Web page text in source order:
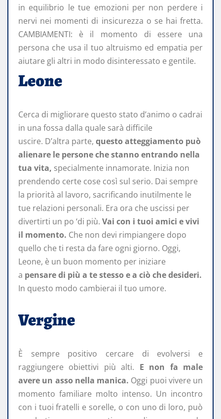
in equilibrio le tue emozioni per non perdere i
nervi nei momenti di insicurezza o se hai fretta.
CAMBIAMENTI: è il momento di essere una
persona che usa il tuo altruismo ed empatia per
aiutare gli altri in modo disinteressato e gentile.
Leone
Cerca di migliorare questo stato d’animo o cadrai
in una fossa dalla quale sarà difficile
uscire. D’altra parte, questo atteggiamento può
alienare le persone che stanno entrando nella
tua vita, specialmente innamorate. Inizia non
prendendo certe cose così sul serio. Dai sempre
la priorità al lavoro, sacrificando inutilmente le
tue relazioni personali. Era ora che uscissi per
divertirti un po ‘di più. Vai con i tuoi amici e vivi
il momento. Che non devi rimpiangere dopo
quello che ti resta da fare ogni giorno. Oggi,
Leone, è un buon momento per iniziare
a pensare di più a te stesso e a ciò che desideri.
In questo modo cambierai il tuo umore.
Vergine
È sempre positivo cercare di evolversi e
raggiungere obiettivi più alti. E non fa male
avere un asso nella manica. Oggi puoi vivere un
momento familiare molto intenso. Un incontro
con i tuoi fratelli e sorelle, o con uno di loro, può